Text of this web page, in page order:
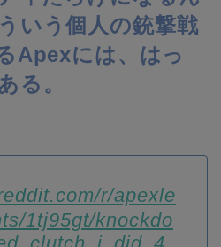
いう個人の銃撃戦
Apexには、はっ
る。
r/apexle
1tj95gt/knockdo